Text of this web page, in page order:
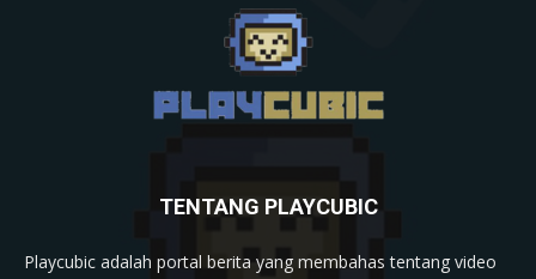
TENTANG PLAYCUBIC
Playcubic adalah portal berita yang membahas tentang video